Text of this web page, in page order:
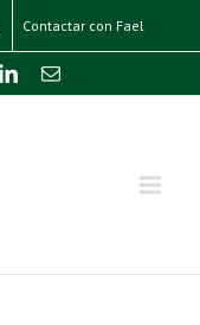
Contactar con Fael